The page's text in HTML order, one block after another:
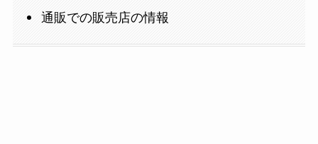
通販での販売店の情報